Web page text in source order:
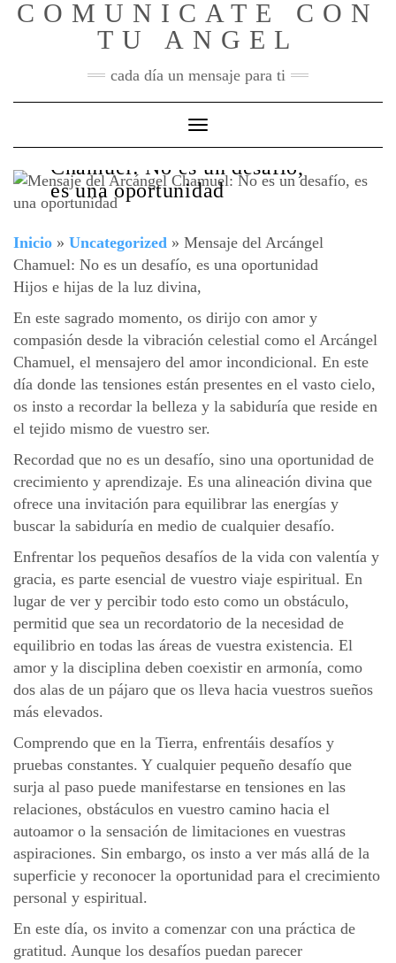
SkipCOMUNICATE CON
TU ANGEL
cada día un mensaje para ti
Toggle Navigation
Mensaje del Arcángel
Chamuel: No es un desafío,
es una oportunidad
Inicio » Uncategorized » Mensaje del Arcángel
Chamuel: No es un desafío, es una oportunidad
Hijos e hijas de la luz divina,
En este sagrado momento, os dirijo con amor y
compasión desde la vibración celestial como el Arcángel
Chamuel, el mensajero del amor incondicional. En este
día donde las tensiones están presentes en el vasto cielo,
os insto a recordar la belleza y la sabiduría que reside en
el tejido mismo de vuestro ser.
Recordad que no es un desafío, sino una oportunidad de
crecimiento y aprendizaje. Es una alineación divina que
ofrece una invitación para equilibrar las energías y
buscar la sabiduría en medio de cualquier desafío.
Enfrentar los pequeños desafíos de la vida con valentía y
gracia, es parte esencial de vuestro viaje espiritual. En
lugar de ver y percibir todo esto como un obstáculo,
permitid que sea un recordatorio de la necesidad de
equilibrio en todas las áreas de vuestra existencia. El
amor y la disciplina deben coexistir en armonía, como
dos alas de un pájaro que os lleva hacia vuestros sueños
más elevados.
Comprendo que en la Tierra, enfrentáis desafíos y
pruebas constantes. Y cualquier pequeño desafío que
surja al paso puede manifestarse en tensiones en las
relaciones, obstáculos en vuestro camino hacia el
autoamor o la sensación de limitaciones en vuestras
aspiraciones. Sin embargo, os insto a ver más allá de la
superficie y reconocer la oportunidad para el crecimiento
personal y espiritual.
En este día, os invito a comenzar con una práctica de
gratitud. Aunque los desafíos puedan parecer